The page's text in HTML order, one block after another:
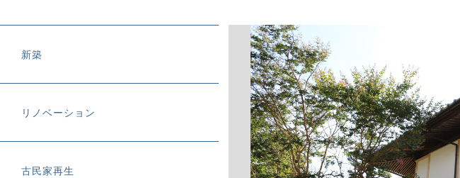
新築
リノベーション
古民家再生